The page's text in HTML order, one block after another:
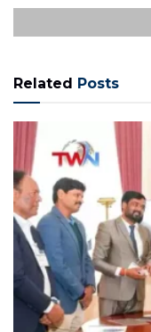
Related Posts